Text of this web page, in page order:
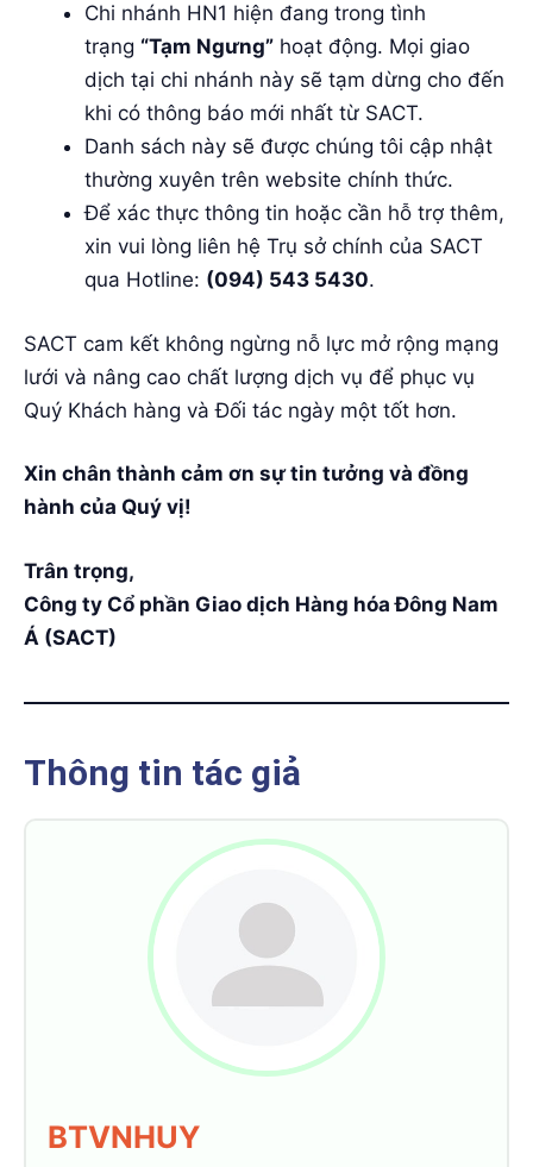
Chi nhánh HN1 hiện đang trong tình
trạng “Tạm Ngưng” hoạt động. Mọi giao
dịch tại chi nhánh này sẽ tạm dừng cho đến
khi có thông báo mới nhất từ SACT.
Danh sách này sẽ được chúng tôi cập nhật
thường xuyên trên website chính thức.
Để xác thực thông tin hoặc cần hỗ trợ thêm,
xin vui lòng liên hệ Trụ sở chính của SACT
qua Hotline: (094) 543 5430.
SACT cam kết không ngừng nỗ lực mở rộng mạng
lưới và nâng cao chất lượng dịch vụ để phục vụ
Quý Khách hàng và Đối tác ngày một tốt hơn.
Xin chân thành cảm ơn sự tin tưởng và đồng
hành của Quý vị!
Trân trọng,
Công ty Cổ phần Giao dịch Hàng hóa Đông Nam
Á (SACT)
Thông tin tác giả
BTVNHUY